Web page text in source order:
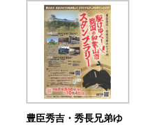
豊臣秀吉・秀長兄弟ゆ